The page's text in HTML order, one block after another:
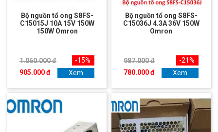
Bộ nguồn tổ ong S8FS-
C15015J 10A 15V 150W
150W Omron
1.060.000 đ
905.000 đ
-15%
Xem
Bộ nguồn tổ ong S8FS-
C15036J 4.3A 36V 150W
Omron
987.000 đ
780.000 đ
-21%
Xem